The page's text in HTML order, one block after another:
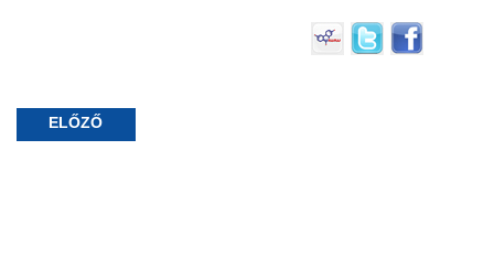
ELŐZŐ